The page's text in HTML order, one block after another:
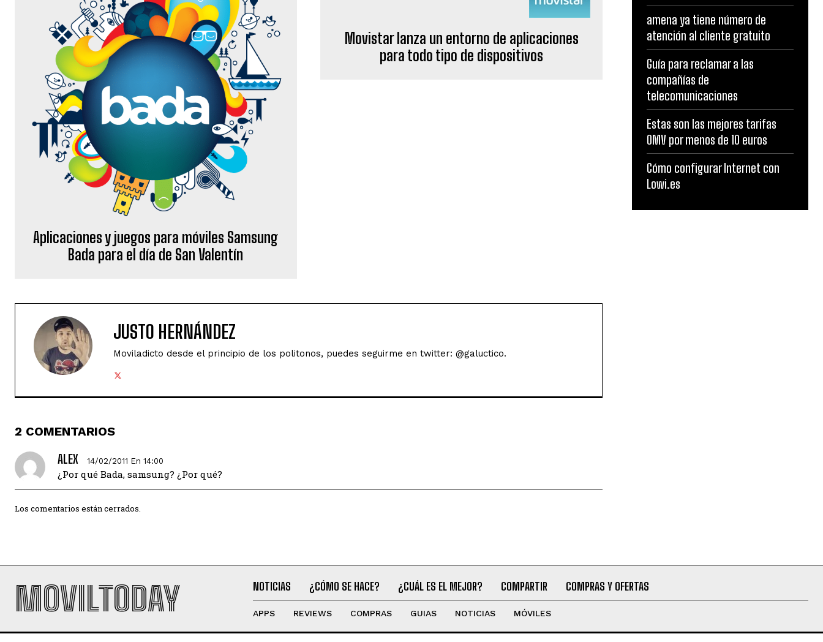
Aplicaciones y juegos para móviles Samsung
Bada para el día de San Valentín
Movistar lanza un entorno de aplicaciones
para todo tipo de dispositivos
JUSTO HERNÁNDEZ
Moviladicto desde el principio de los politonos, puedes seguirme en twitter: @galuctico.
2 COMENTARIOS
ALEX
14/02/2011 En 14:00
¿Por qué Bada, samsung? ¿Por qué?
Los comentarios están cerrados.
amena ya tiene número de
atención al cliente gratuito
Guía para reclamar a las
compañías de
telecomunicaciones
Estas son las mejores tarifas
OMV por menos de 10 euros
Cómo configurar Internet con
Lowi.es
MOVILTODAY NOTICIAS ¿CÓMO SE HACE? ¿CUÁL ES EL MEJOR? COMPARTIR COMPRAS Y OFERTAS
APPS REVIEWS COMPRAS GUIAS NOTICIAS MÓVILES